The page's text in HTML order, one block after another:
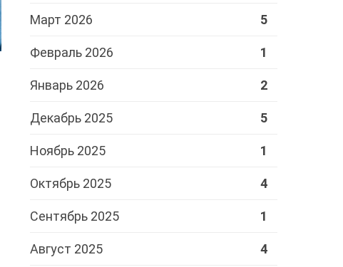
Март 2026 5
Февраль 2026 1
Январь 2026 2
Декабрь 2025 5
Ноябрь 2025 1
Октябрь 2025 4
Сентябрь 2025 1
Август 2025 4